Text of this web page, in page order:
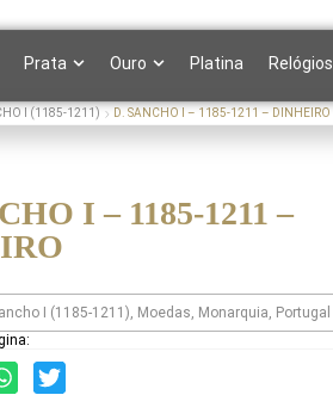
Prata Ouro Platina Relógios
I (1185-1211) D. SANCHO I – 1185-1211 – DINHEIRO
I – 1185-1211 –
I (1185-1211), Moedas, Monarquia, Portugal